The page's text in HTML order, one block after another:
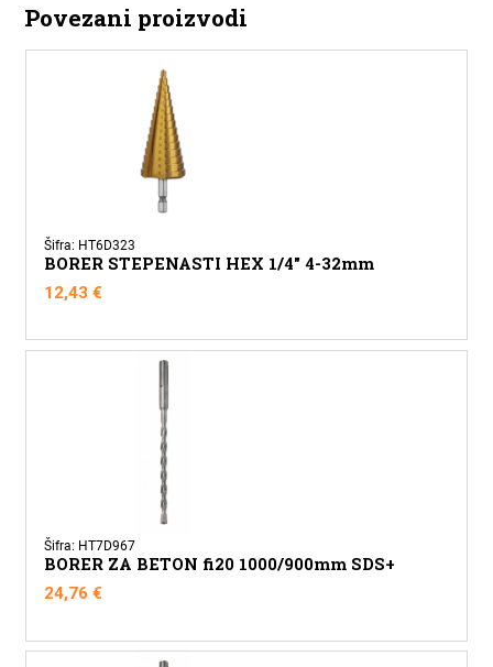
BETON
fi8
Povezani proizvodi
Šifra: HT6D323
BORER STEPENASTI HEX 1/4" 4-32mm
12,43€
Šifra: HT7D967
BORER ZA BETON fi20 1000/900mm SDS+
24,76€